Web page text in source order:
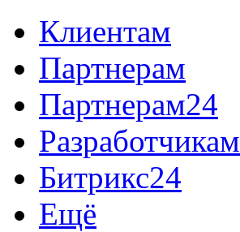
Клиентам
Партнерам
Партнерам24
Разработчикам
Битрикс24
Ещё